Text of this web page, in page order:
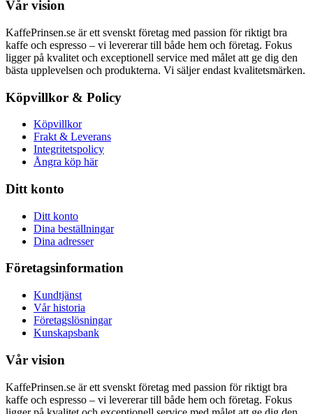
Vår vision
KaffePrinsen.se är ett svenskt företag med passion för riktigt bra
kaffe och espresso – vi levererar till både hem och företag. Fokus
ligger på kvalitet och exceptionell service med målet att ge dig den
bästa upplevelsen och produkterna. Vi säljer endast kvalitetsmärken.
Köpvillkor & Policy
Köpvillkor
Frakt & Leverans
Integritetspolicy
Ångra köp här
Ditt konto
Ditt konto
Dina beställningar
Dina adresser
Företagsinformation
Kundtjänst
Vår historia
Företagslösningar
Kunskapsbank
Vår vision
KaffePrinsen.se är ett svenskt företag med passion för riktigt bra
kaffe och espresso – vi levererar till både hem och företag. Fokus